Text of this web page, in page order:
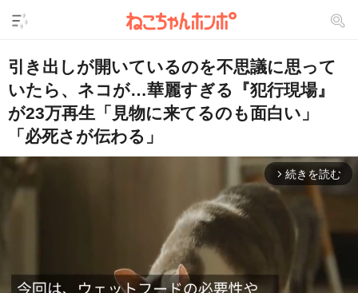
引き出しが開いているのを不思議に思って
いたら、ネコが…華麗すぎる『犯行現場』
が23万再生「見物に来てるのも面白い」
「必死さが伝わる」
arrow_forward_ios 続きを読む